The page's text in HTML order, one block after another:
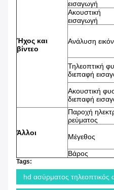
Ήχος και
βίντεο
εισαγωγή
Ακουστική
εισαγωγή
Ανάλυση
Τηλεοπτική
διεπαφή
Ακουστική
διεπαφή
Άλλοι
Παροχή
ρεύματος
Μέγεθος
Βάρος
Tags:
hd ασύρματος τηλεοπτικός